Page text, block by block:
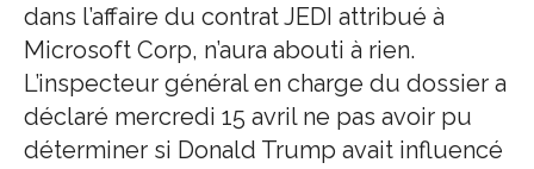
dans l’affaire du contrat JEDI attribué à
Microsoft Corp, n’aura abouti à rien.
L’inspecteur général en charge du dossier a
déclaré mercredi 15 avril ne pas avoir pu
déterminer si Donald Trump avait influencé